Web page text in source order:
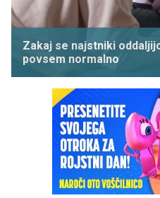
Zakaj se najstniki
povsem normalno